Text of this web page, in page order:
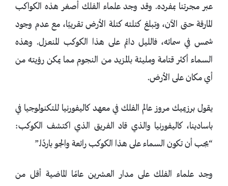
عبر مجرتنا بمفرده. وقد وجد علماء الفلك أصغر هذه الكواكب
المارقة حتى الآن، وتبلغ كتلته كتلة الأرض تقريبًا، مع عدم وجود
شمس في سمائه، فالليل دائم على هذا الكوكب المنعزل. وهذه
السماء أكثر قتامة ومليئة بالمزيد من النجوم مما يمكن رؤيته من
أي مكان على الأرض.
يقول برزيميك مروز عالم الفلك في معهد كاليفورنيا للتكنولوجيا في
باسادينا، كاليفورنيا والذي قاد الفريق الذي اكتشف الكوكب:
“يجب أن تكون السماء على هذا الكوكب رائعة والجو باردًا.”
وجد علماء الفلك على مدار العشرين عامًا الماضية أقل من